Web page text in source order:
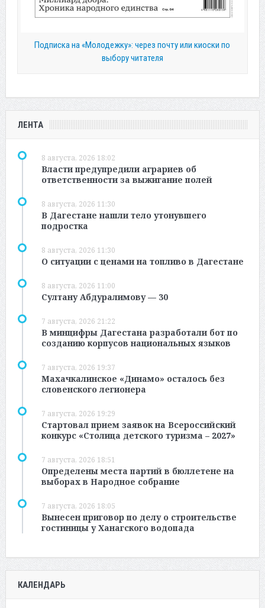
Подписка на «Молодежку»: через почту или киоски по
выбору читателя
ЛЕНТА
8 августа, 2026 18:02
Власти предупредили аграриев об
ответственности за выжигание полей
8 августа, 2026 11:30
В Дагестане нашли тело утонувшего
подростка
8 августа, 2026 11:30
О ситуации с ценами на топливо в Дагестане
8 августа, 2026 11:00
Султану Абдуралимову — 30
7 августа, 2026 21:22
В минцифры Дагестана разработали бот по
созданию корпусов национальных языков
7 августа, 2026 19:37
Махачкалинское «Динамо» осталось без
словенского легионера
7 августа, 2026 19:29
Стартовал прием заявок на Всероссийский
конкурс «Столица детского туризма – 2027»
7 августа, 2026 18:51
Определены места партий в бюллетене на
выборах в Народное собрание
7 августа, 2026 18:05
Вынесен приговор по делу о строительстве
гостиницы у Ханагского водопада
КАЛЕНДАРЬ